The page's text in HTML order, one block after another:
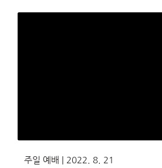
주일 예배 | 2022. 8. 21